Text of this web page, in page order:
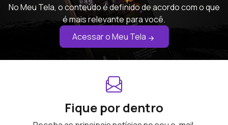
No Meu Tela, o conteúdo é definido de acordo com o que
é mais relevante para você.
Acessar o Meu Tela
Fique por dentro